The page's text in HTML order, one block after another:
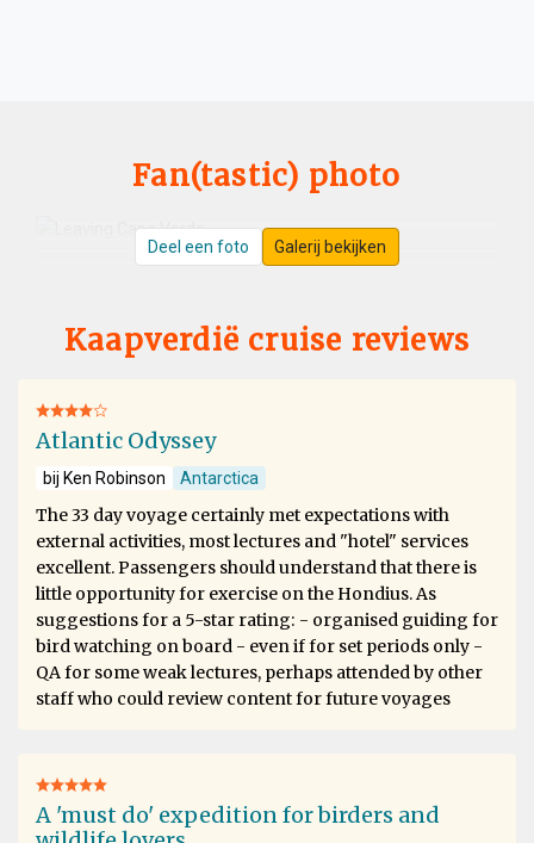
Fan(tastic) photo
Deel een foto Galerij bekijken
Kaapverdië cruise reviews
Atlantic Odyssey
bij Ken Robinson Antarctica
The 33 day voyage certainly met expectations with
external activities, most lectures and "hotel" services
excellent. Passengers should understand that there is
little opportunity for exercise on the Hondius. As
suggestions for a 5-star rating: - organised guiding for
bird watching on board - even if for set periods only -
QA for some weak lectures, perhaps attended by other
staff who could review content for future voyages
A 'must do' expedition for birders and